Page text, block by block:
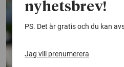
nyhetsbrev!
PS. Det är gratis och du kan
Jag vill prenumerera